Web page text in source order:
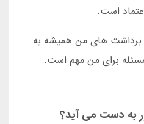
است.
و برداشت های من همیشه به
برای من مهم است.
به دست می آید؟